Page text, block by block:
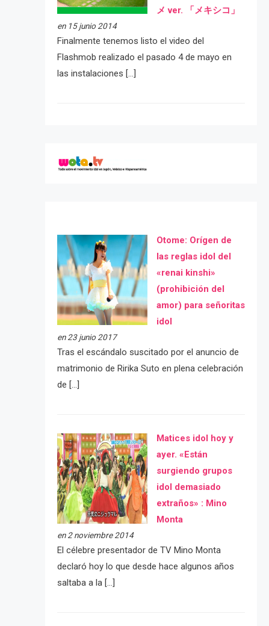
メ ver. 「メキシコ」
en 15 junio 2014
Finalmente tenemos listo el video del
Flashmob realizado el pasado 4 de mayo en
las instalaciones […]
Otome: Orígen de
las reglas idol del
«renai kinshi»
(prohibición del
amor) para señoritas
idol
en 23 junio 2017
Tras el escándalo suscitado por el anuncio de
matrimonio de Ririka Suto en plena celebración
de […]
Matices idol hoy y
ayer. «Están
surgiendo grupos
idol demasiado
extraños» : Mino
Monta
en 2 noviembre 2014
El célebre presentador de TV Mino Monta
declaró hoy lo que desde hace algunos años
saltaba a la […]